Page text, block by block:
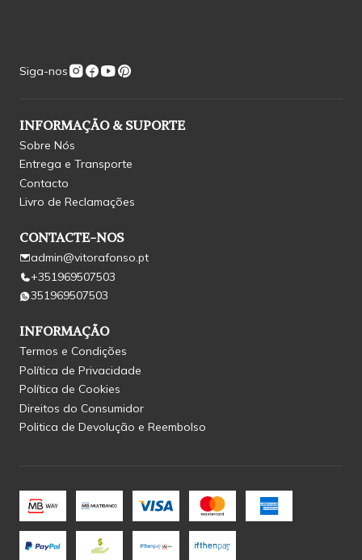
Siga-nos
INFORMAÇÃO & SUPORTE
Sobre Nós
Entrega e Transporte
Contacto
Livro de Reclamações
CONTACTE-NOS
admin@vitorafonso.pt
+351969507503
351969507503
INFORMAÇÃO
Termos e Condições
Política de Privacidade
Política de Cookies
Direitos do Consumidor
Politica de Devolução e Reembolso